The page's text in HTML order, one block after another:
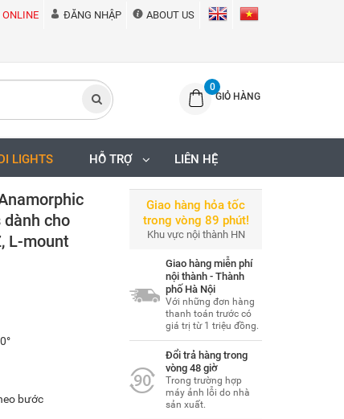
ĐĂNG NHẬP ABOUT US
0
GIỎ HÀNG
LIGHTS HỖ TRỢ LIÊN HỆ
cho
L-mount
bước
Giao hàng hỏa tốc
trong vòng 89 phút!
Khu vực nội thành HN
Giao hàng miễn phí
nội thành - Thành
phố Hà Nội
Với những đơn hàng
thanh toán trước có
giá trị từ 1 triệu đồng.
Đổi trả hàng trong
vòng 48 giờ
Trong trường hợp
máy ảnh lỗi do nhà
sản xuất.